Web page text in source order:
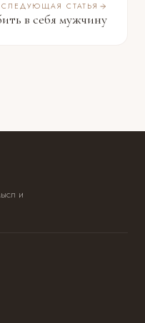
СЛЕДУЮЩАЯ СТАТЬЯ
в себя мужчину
и